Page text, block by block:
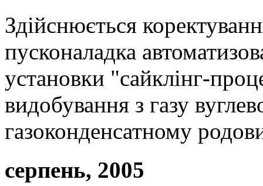
Здійснюється
пусконаладка
установки "сайклінг-
видобування з газу
газоконденсатному
серпень, 2005